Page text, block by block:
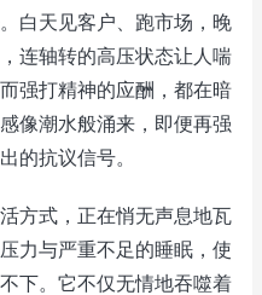
白天见客户、跑市场，晚
连轴转的高压状态让人喘
强打精神的应酬，都在暗
像潮水般涌来，即便再强
的抗议信号。
方式，正在悄无声息地瓦
力与严重不足的睡眠，使
下。它不仅无情地吞噬着